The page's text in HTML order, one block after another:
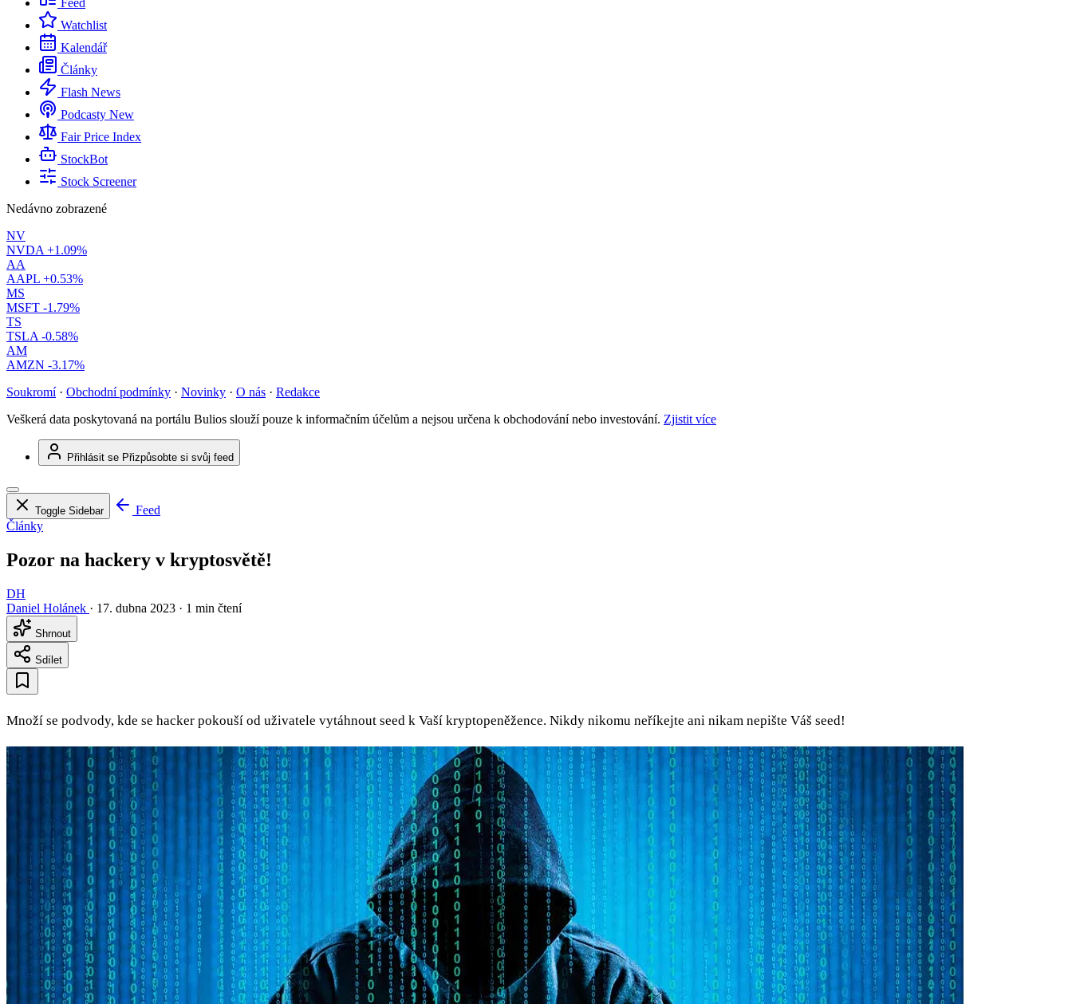
Feed
Watchlist
Kalendář
Články
Flash News
Podcasty New
Fair Price Index
StockBot
Stock Screener
Nedávno zobrazené
NV
NVDA +1.09%
AA
AAPL +0.53%
MS
MSFT -1.79%
TS
TSLA -0.58%
AM
AMZN -3.17%
Soukromí · Obchodní podmínky · Novinky · O nás · Redakce
Veškerá data poskytovaná na portálu Bulios slouží pouze k informačním účelům a nejsou určena k obchodování nebo investování. Zjistit více
Přihlásit se Přizpůsobte si svůj feed
Toggle Sidebar
Feed
Články
Pozor na hackery v kryptosvětě!
DH
Daniel Holánek · 17. dubna 2023 · 1 min čtení
Shrnout
Sdílet
Množí se podvody, kde se hacker pokouší od uživatele vytáhnout seed k Vaší kryptopeněžence. Nikdy nikomu neříkejte ani nikam nepište Váš seed!